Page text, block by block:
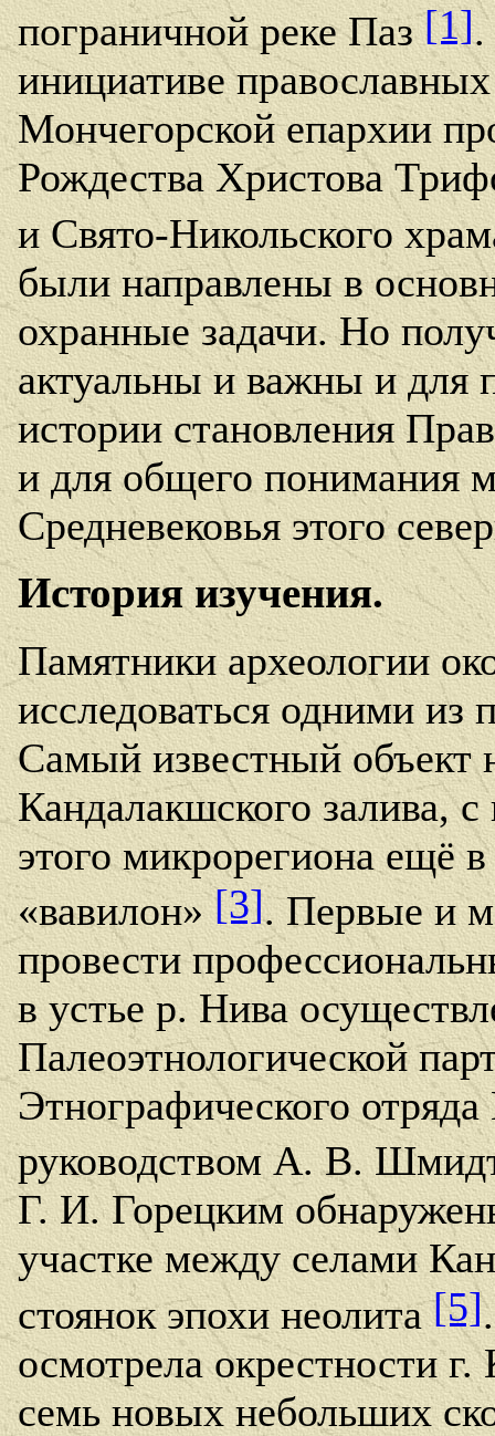
пограничной реке Паз[1].
инициативе
Мончегорской епархии
Рождества Христова
и Свято-Никольского
были направлены в
охранные задачи. Но
актуальны и важны и для
истории становления
и для общего понимания
Средневековья этого
История изучения.
Памятники археологии
исследоваться одними из
Самый известный объект
Кандалакшского залива,
этого микрорегиона ещё
«вавилон»[3]. Первые и
провести
в устье р. Нива
Палеоэтнологической
Этнографического
руководством А. В.
Г. И. Горецким
участке между селами
стоянок эпохи неолита[5]
осмотрела окрестности
семь новых небольших